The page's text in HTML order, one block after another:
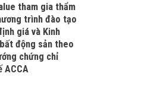
tham gia thẩm
trình đào tạo
giá và Kinh
động sản theo
chứng chỉ
ACCA